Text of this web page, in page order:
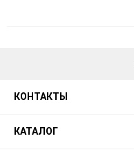
КОНТАКТЫ
КАТАЛОГ